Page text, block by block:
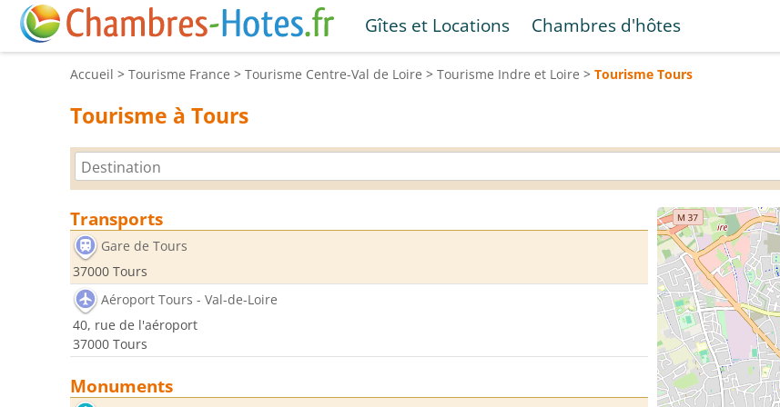
Gîtes et Locations Chambres d'hôtes
Accueil > Tourisme France > Tourisme Centre-Val de Loire > Tourisme Indre et Loire > Tourisme Tours
Tourisme à Tours
Transports
Gare de Tours
37000 Tours
Aéroport Tours - Val-de-Loire
40, rue de l'aéroport
37000 Tours
Monuments